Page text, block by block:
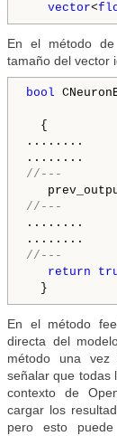
vector<
En el método de
tamaño del vector
bool
{
........
//---
//---
........
//---
return
En el método
directa del
método una vez
señalar que todas
contexto de
cargar los
pero esto